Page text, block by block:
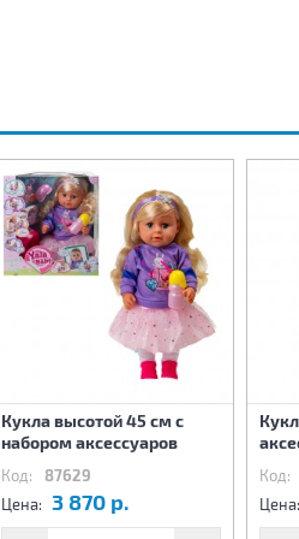
Кукла высотой 45 см с
набором аксессуаров
Код: 87629
Цена: 3 870 р.
Код:
Цена: